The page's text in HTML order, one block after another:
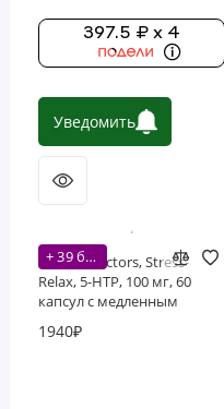
397.5 ₽ x 4
Уведомить
+ 39 бонусов
Natural Factors, Stress-
Relax, 5-HTP, 100 мг, 60
капсул с медленным
1940₽